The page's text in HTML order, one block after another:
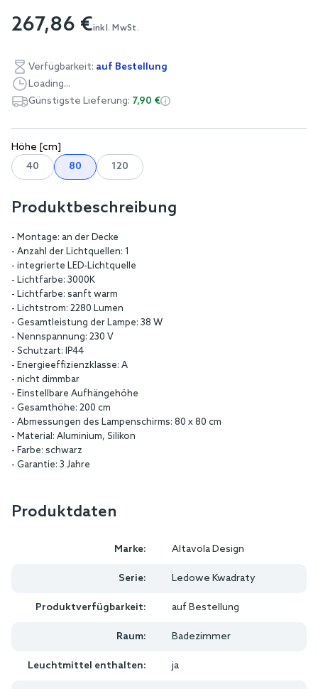
images
gallery
267,86 €inkl. MwSt.
Höhe [cm]
40
80 120
Verfügbarkeit: auf Bestellung
Loading...
Günstigste Lieferung: 7,90 €
Produktbeschreibung
- Montage: an der Decke
- Anzahl der Lichtquellen: 1
- integrierte LED-Lichtquelle
- Lichtfarbe: 3000K
- Lichtfarbe: sanft warm
- Lichtstrom: 2280 Lumen
- Gesamtleistung der Lampe: 38 W
- Nennspannung: 230 V
- Schutzart: IP44
- Energieeffizienzklasse: A
- nicht dimmbar
- Einstellbare Aufhängehöhe
- Gesamthöhe: 200 cm
- Abmessungen des Lampenschirms: 80 x 80 cm
- Material: Aluminium, Silikon
- Farbe: schwarz
- Garantie: 3 Jahre
Produktdaten
Marke: Altavola Design
Serie: Ledowe Kwadraty
Produktverfügbarkeit: auf Bestellung
Raum: Badezimmer
Leuchtmittel enthalten: ja